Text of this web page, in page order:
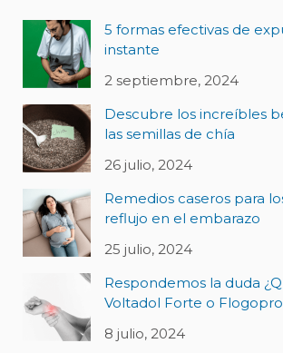
5 formas efectivas de
instante
2 septiembre, 2024
Descubre los increíbles
las semillas de chía
26 julio, 2024
Remedios caseros para
reflujo en el embarazo
25 julio, 2024
Respondemos la duda
Voltadol Forte o
8 julio, 2024